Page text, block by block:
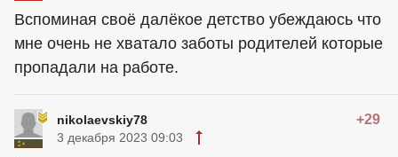
Вспоминая своё далёкое детство убеждаюсь что
мне очень не хватало заботы родителей которые
пропадали на работе.
nikolaevskiy78 +29
3 декабря 2023 09:03